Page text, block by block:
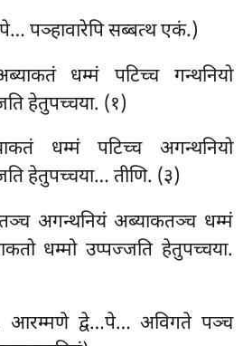
पञ्हावारेपि सब्बत्थ एकं.)
धम्मं पटिच्च गन्थनियो
हेतुपच्चया. (१)
धम्मं पटिच्च अगन्थनियो
हेतुपच्चया… तीणि. (३)
अगन्थनियं अब्याकतञ्च धम्मं
धम्मो उप्पज्जति हेतुपच्चया.
आरम्मणे द्वे…पे… अविगते पञ्च